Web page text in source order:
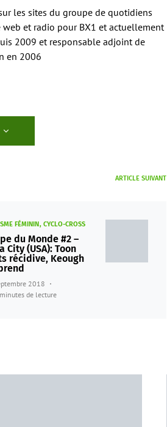
les sites du groupe de quotidiens
et radio pour BX1 et actuellement
2009 et responsable adjoint de
en 2006
ARTICLE SUIVANT
FÉMININ CYCLO-CROSS
du Monde #2 –
City (USA): Toon
récidive, Keough
2018
de lecture